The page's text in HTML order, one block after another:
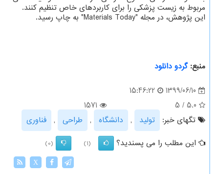
مربوط به زیست پزشکی را برای کاربردهای خاص تنظیم کنند.
این پژوهش، در مجله "Materials Today" به چاپ رسید.
منبع:گردو دانلود
1399/06/10
15:46:22
5.0
/
5
1571
تگهای خبر:
تولید , دانشگاه , طراحی ,
فناوری
این مطلب را می پسندید؟
(1)
(0)
X